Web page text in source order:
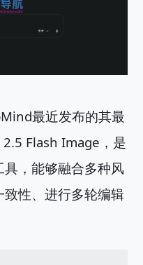
最近发布的其最
Flash Image，是
，能够融合多种风
性、进行多轮编辑